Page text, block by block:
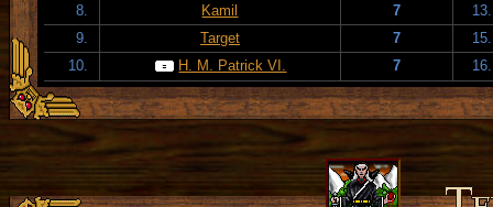
8.
Kamil 7
9.
Target 7
10.
H. M. Patrick VI. 7